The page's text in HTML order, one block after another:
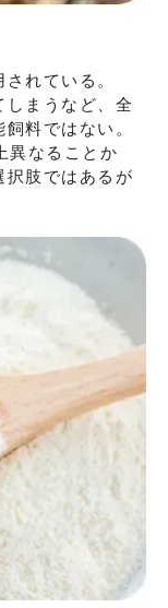
れている。
しまうなど、全
料ではない。
異なることか
択肢ではあるが